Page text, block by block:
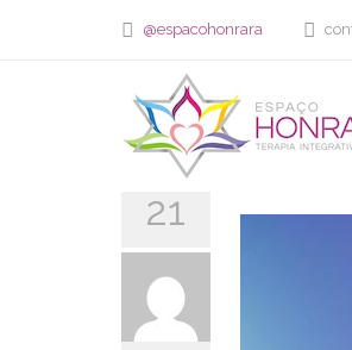
@espacohonrara
Home Barra de Access: o que
MAR
21
ARTIGOS